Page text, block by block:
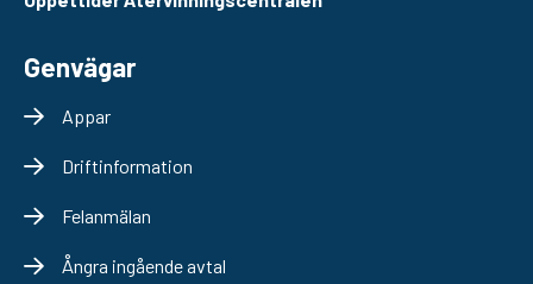
Genvägar
Appar
Driftinformation
Felanmälan
Ångra ingående avtal